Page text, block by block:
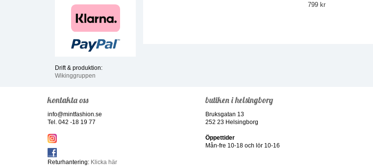
Drift & produktion:
Wikinggruppen
799 kr
kontakta oss
info@mintfashion.se
Tel. 042 -18 19 77
Returhantering: Klicka här
butiken i helsingborg
Bruksgatan 13
252 23 Helsingborg
Öppettider
Mån-fre 10-18 och lör 10-16